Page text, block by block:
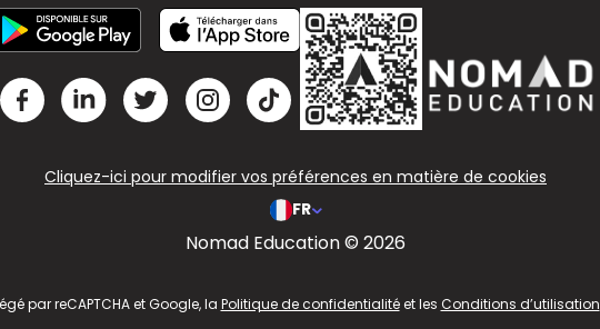
Cliquez-ici pour modifier vos préférences en matière de cookies
FR
Nomad Education © 2026
par reCAPTCHA et Google, la Politique de confidentialitéet les Conditions d’utilisation